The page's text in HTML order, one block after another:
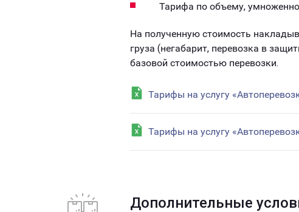
Тарифа по объему,
На полученную стоимость
груза (негабарит, перевозка в
базовой стоимостью перевозки.
Тарифы на услугу
Тарифы на услугу
Дополнительные